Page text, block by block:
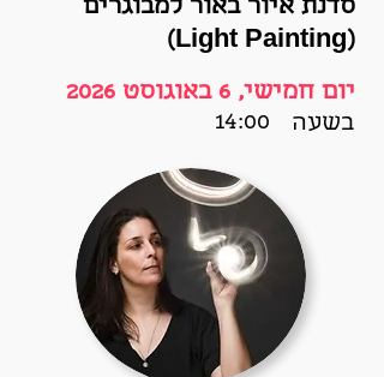
סדנת איור באור למבוגרים
(Light Painting)
יום חמישי, 6 באוגוסט 2026
14:00
בשעה